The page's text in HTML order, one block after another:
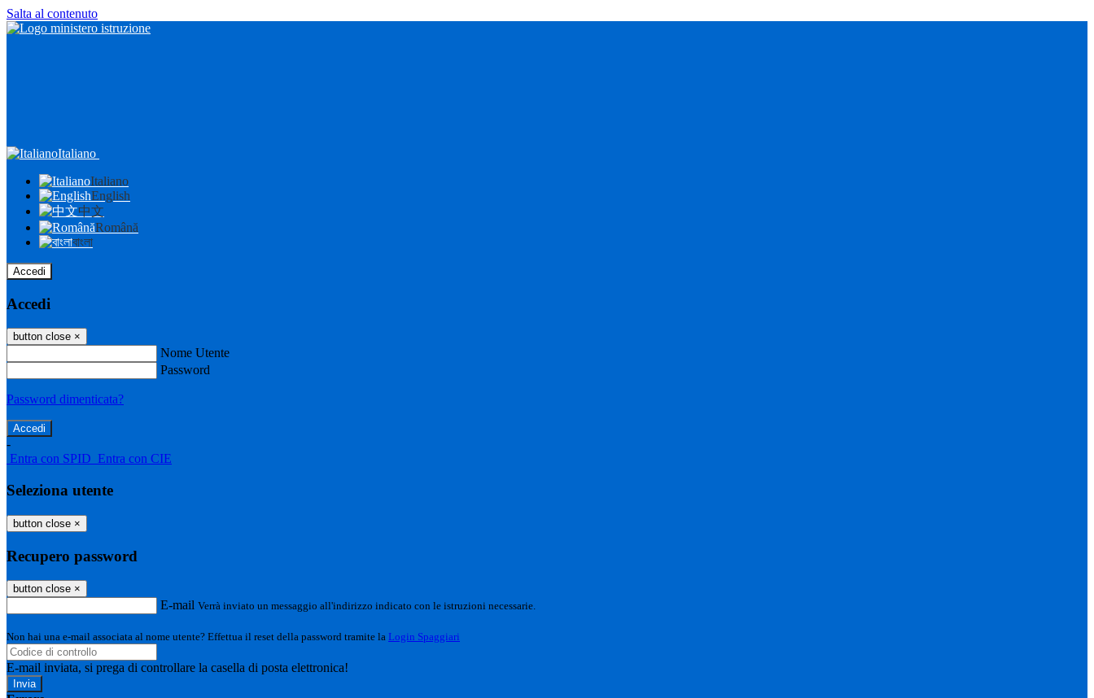
Salta al contenuto
Italiano
Italiano
English
中文
Română
বাংলা
Accedi
Accedi
button close ×
Nome Utente
Password
Password dimenticata?
-
Entra con SPID Entra con CIE
Seleziona utente
button close ×
Recupero password
button close ×
E-mail Verrà inviato un messaggio all'indirizzo indicato con le istruzioni necessarie.
Non hai una e-mail associata al nome utente? Effettua il reset della password tramite la Login Spaggiari
E-mail inviata, si prega di controllare la casella di posta elettronica!